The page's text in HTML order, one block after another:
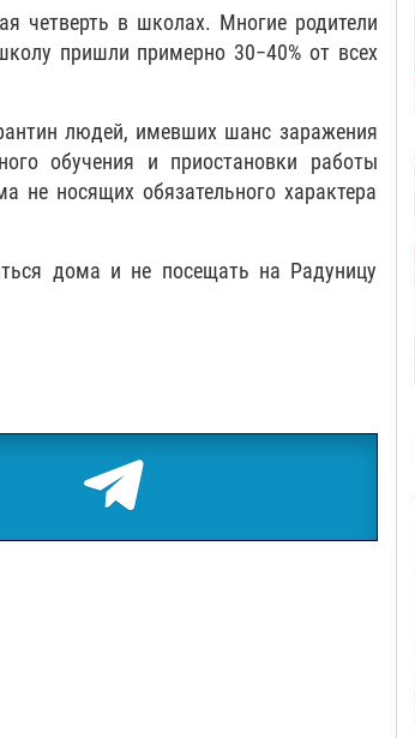
четверть в школах. Многие родители
пришли примерно 30−40% от всех
людей, имевших шанс заражения
обучения и приостановки работы
не носящих обязательного характера
дома и не посещать на Радуницу